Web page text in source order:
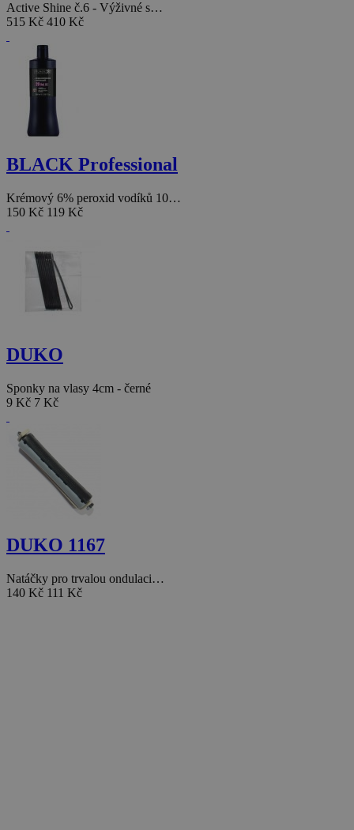
Active Shine č.6 - Výživné s…
515 Kč 410 Kč
BLACK Professional
Krémový 6% peroxid vodíků 10…
150 Kč 119 Kč
DUKO
Sponky na vlasy 4cm - černé
9 Kč 7 Kč
DUKO 1167
Natáčky pro trvalou ondulaci…
140 Kč 111 Kč